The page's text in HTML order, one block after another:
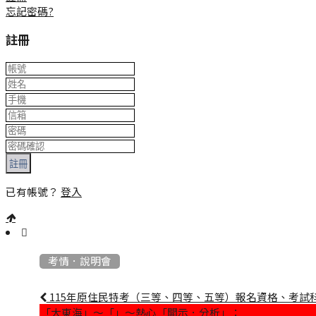
忘記密碼?
註冊
註冊
已有帳號？ 登入
::: 考情．說明會
115年原住民特考（三等、四等、五等）報名資格、考試
「大東海」～「」～熱心「開示．分析」：